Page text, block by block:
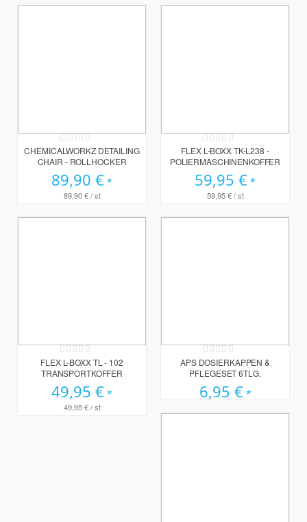
Rating:
0%
CHEMICALWORKZ DETAILING
CHAIR - ROLLHOCKER
89,90 €
89,90 €/ st
Rating:
0%
FLEX L-BOXX TK-L238 -
POLIERMASCHINENKOFFER
59,95 €
59,95 €/ st
Rating:
0%
FLEX L-BOXX TL - 102
TRANSPORTKOFFER
49,95 €
49,95 €/ st
Rating:
0%
APS DOSIERKAPPEN &
PFLEGESET 6TLG.
6,95 €